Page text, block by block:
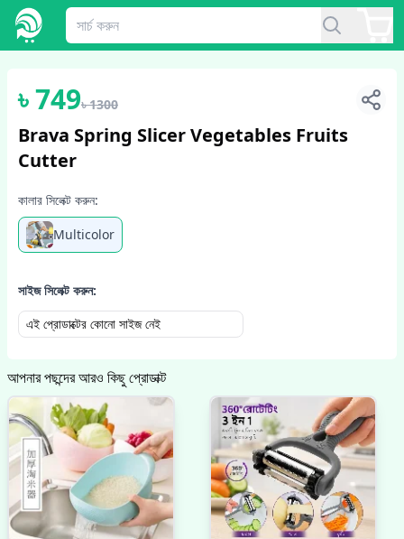
1/5
৳749৳1300
Brava Spring Slicer Vegetables Fruits
Cutter
কালার সিলেক্ট করুন:
Multicolor
সাইজ সিলেক্ট করুন:
এই প্রোডাক্টের কোনো সাইজ নেই
আপনার পছন্দের আরও কিছু প্রোডাক্ট